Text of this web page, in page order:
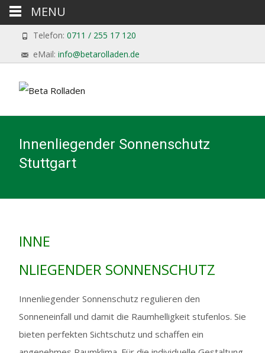
Telefon: 0711 / 255 17 120
eMail: info@betarolladen.de
Innenliegender Sonnenschutz
Stuttgart
INNE
NLIEGENDER SONNENSCHUTZ
Innenliegender Sonnenschutz regulieren den
Sonneneinfall und damit die Raumhelligkeit stufenlos. Sie
bieten perfekten Sichtschutz und schaffen ein
MENU